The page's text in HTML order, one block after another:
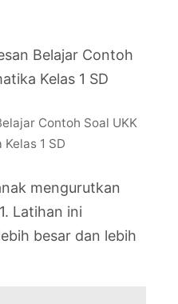
Contoh Soal UKK
1 SD
mengurutkan
Latihan ini
besar dan lebih